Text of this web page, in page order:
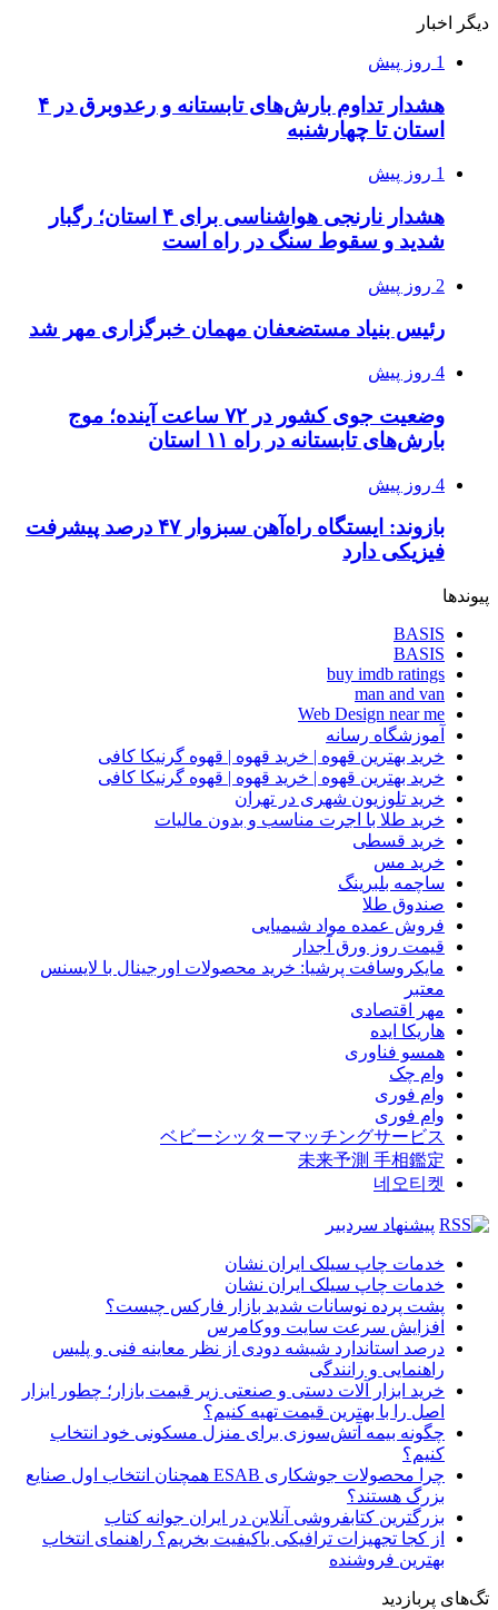
دیگر اخبار
1 روز پیش
هشدار تداوم بارش‌های تابستانه و رعدوبرق در ۴
استان تا چهارشنبه
1 روز پیش
هشدار نارنجی هواشناسی برای ۴ استان؛ رگبار
شدید و سقوط سنگ در راه است
2 روز پیش
رئیس بنیاد مستضعفان مهمان خبرگزاری مهر شد
4 روز پیش
وضعیت جوی کشور در ۷۲ ساعت آینده؛ موج
بارش‌های تابستانه در راه ۱۱ استان
4 روز پیش
بازوند: ایستگاه راه‌آهن سبزوار ۴۷ درصد پیشرفت
فیزیکی دارد
پیوندها
BASIS
BASIS
buy imdb ratings
man and van
Web Design near me
آموزشگاه رسانه
خرید بهترین قهوه | خرید قهوه | قهوه گرنیکا کافی
خرید بهترین قهوه | خرید قهوه | قهوه گرنیکا کافی
خرید تلوزیون شهری در تهران
خرید طلا با اجرت مناسب و بدون مالیات
خرید قسطی
خرید مس
ساچمه بلبرینگ
صندوق طلا
فروش عمده مواد شیمیایی
قیمت روز ورق آجدار
مایکروسافت پرشیا: خرید محصولات اورجینال با لایسنس
معتبر
مهر اقتصادی
هاریکا ایده
همسو فناوری
وام چک
وام فوری
وام فوری
ベビーシッターマッチングサービス
未来予測 手相鑑定
네오티켓
پیشنهاد سردبیر
خدمات چاپ سیلک ایران نشان
خدمات چاپ سیلک ایران نشان
پشت پرده نوسانات شدید بازار فارکس چیست؟
افزایش سرعت سایت ووکامرس
درصد استاندارد شیشه دودی از نظر معاینه فنی و پلیس
راهنمایی و رانندگی
خرید ابزار آلات دستی و صنعتی زیر قیمت بازار؛ چطور ابزار
اصل را با بهترین قیمت تهیه کنیم؟
چگونه بیمه آتش‌سوزی برای منزل مسکونی خود انتخاب
کنیم؟
چرا محصولات جوشکاری ESAB همچنان انتخاب اول صنایع
بزرگ هستند؟
بزرگترین کتابفروشی آنلاین در ایران جوانه کتاب
از کجا تجهیزات ترافیکی باکیفیت بخریم؟ راهنمای انتخاب
بهترین فروشنده
تگ‌های پربازدید